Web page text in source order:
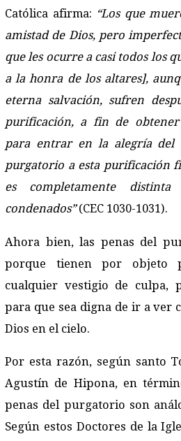
Católica afirma: “Los que
amistad de Dios, pero
que les ocurre a casi todos los
a la honra de los altares],
eterna salvación, sufren
purificación, a fin de obtener
para entrar en la alegría del
purgatorio a esta purificación
es completamente
condenados”(CEC 1030-1031).
Ahora bien, las penas del
porque tienen por objeto
cualquier vestigio de culpa,
para que sea digna de ir a ver
Dios en el cielo.
Por esta razón, según santo
Agustín de Hipona, en
penas del purgatorio son
Según estos Doctores de la